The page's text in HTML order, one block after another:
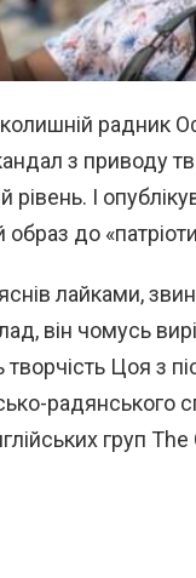
радник
з приводу
рівень. І
образ до
лайками,
він чомусь
творчість Цоя з
радянського
груп